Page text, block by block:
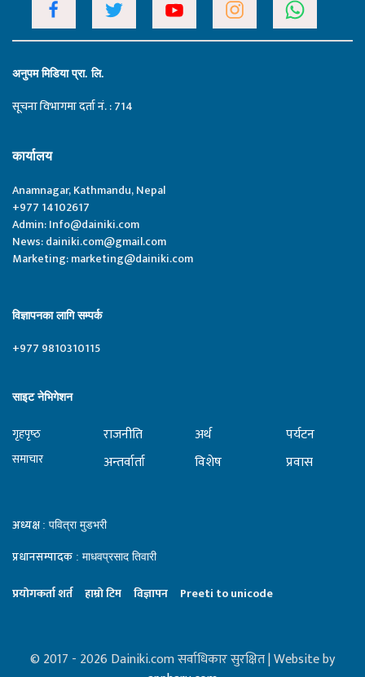
अनुपम मिडिया प्रा. लि.
सूचना विभागमा दर्ता नं. : 714
कार्यालय
Anamnagar, Kathmandu, Nepal
+977 14102617
Admin:Info@dainiki.com
News:dainiki.com@gmail.com
Marketing:marketing@dainiki.com
विज्ञापनका लागि सम्पर्क
+977 9810310115
साइट नेभिगेशन
गृहपृष्‍ठ
समाचार
राजनीति
अन्तर्वार्ता
अर्थ
विशेष
पर्यटन
प्रवास
अध्यक्ष : पवित्रा मुडभरी
प्रधानसम्पादक : माधवप्रसाद तिवारी
प्रयाेगकर्ता शर्त हाम्राे टिम विज्ञापन Preeti to unicode
© 2017 - 2026 Dainiki.com सर्वाधिकार सुरक्षित | Website by